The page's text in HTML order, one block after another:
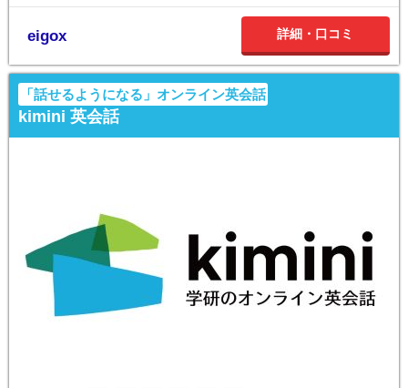
eigox 詳細・口コミ
「話せるようになる」オンライン英会話
kimini 英会話